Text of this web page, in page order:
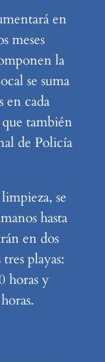
en
meses
la
se suma
en cada
también
de Policía
se
hasta
en dos
playas:
horas y